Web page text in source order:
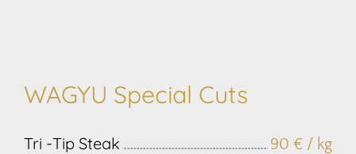
WAGYU Special Cuts
Tri -Tip Steak 90 € / kg